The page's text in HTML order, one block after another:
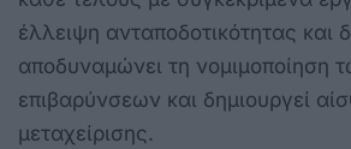
έλλειψη ανταποδοτικότητας και
αποδυναμώνει τη νομιμοποίηση
επιβαρύνσεων και δημιουργεί
μεταχείρισης.